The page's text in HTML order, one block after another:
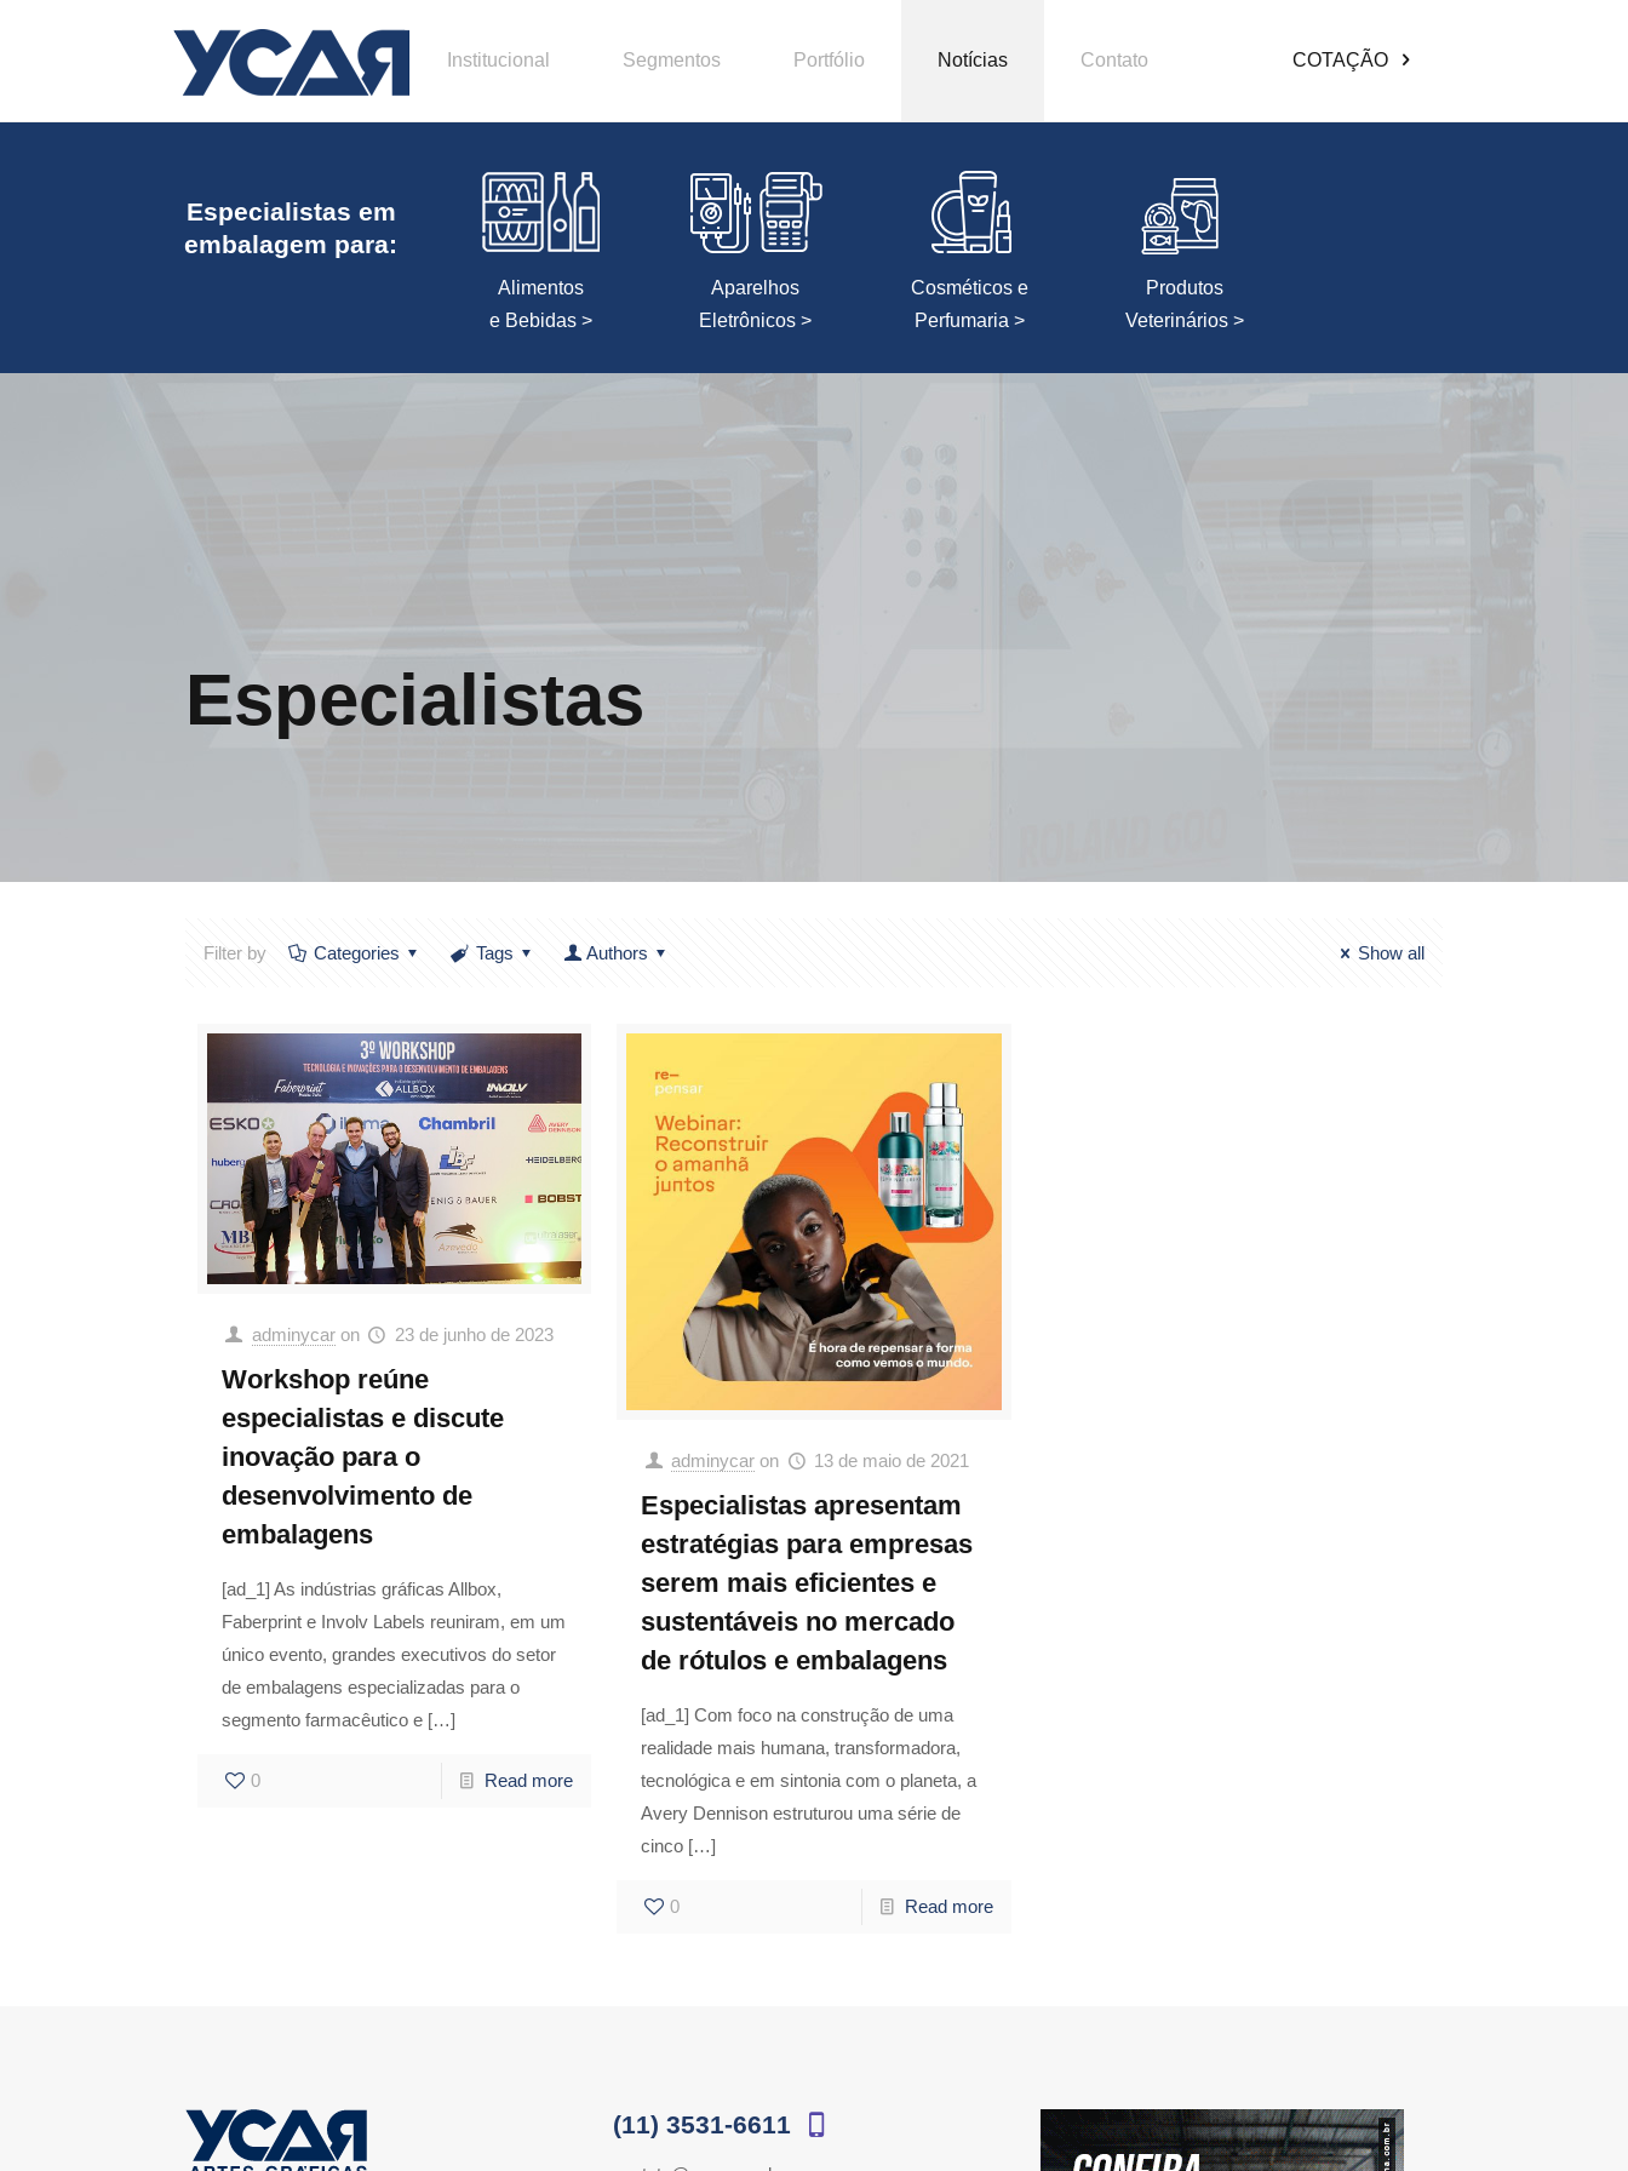
Institucional Segmentos Portfólio Notícias Contato COTAÇÃO
Especialistas em
embalagem para:
Alimentos
e Bebidas >
Aparelhos
Eletrônicos >
Cosméticos e
Perfumaria >
Produtos
Veterinários >
Especialistas
Filter by Categories Tags Authors Show all
adminycar on 23 de junho de 2023
Workshop reúne
especialistas e discute
inovação para o
desenvolvimento de
embalagens
[ad_1] As indústrias gráficas Allbox,
Faberprint e Involv Labels reuniram, em um
único evento, grandes executivos do setor
de embalagens especializadas para o
segmento farmacêutico e[…]
0 Read more
adminycar on 13 de maio de 2021
Especialistas apresentam
estratégias para empresas
serem mais eficientes e
sustentáveis no mercado
de rótulos e embalagens
[ad_1] Com foco na construção de uma
realidade mais humana, transformadora,
tecnológica e em sintonia com o planeta, a
Avery Dennison estruturou uma série de
cinco […]
0 Read more
(11) 3531-6611